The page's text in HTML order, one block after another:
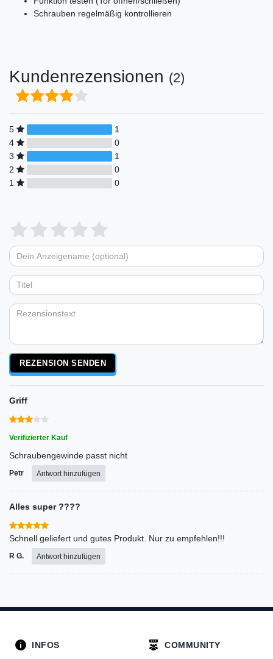
Schrauben regelmäßig kontrollieren
Kundenrezensionen (2)
5
1
4
0
3
1
2
0
1
0
Bewertungssterne
von
5
Bewertungssternen
4
von
5
Bewertungssternen
3
von
5
Bewertungssternen
2
von
5
Bewertungssternen
1
von
5
Bewertungssternen
Anzeigename
(optional)
REZENSION SENDEN
Griff
Verifizierter Kauf
Schraubengewinde passt nicht
Petr Antwort hinzufügen
Alles super ????
Schnell geliefert und gutes Produkt. Nur zu empfehlen!!!
R G. Antwort hinzufügen
INFOS COMMUNITY